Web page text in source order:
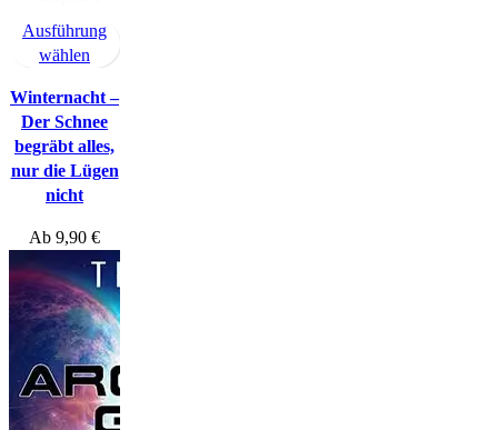
Ausführung
wählen
Winternacht –
Der Schnee
begräbt alles,
nur die Lügen
nicht
Ab 9,90 €